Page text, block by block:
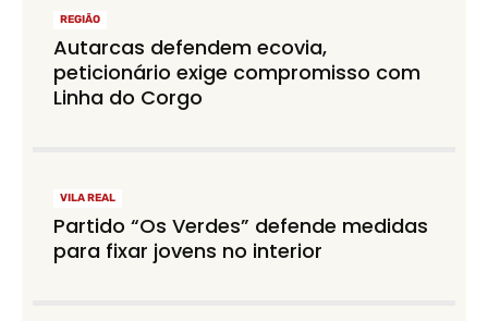
REGIÃO
Autarcas defendem ecovia,
peticionário exige compromisso com
Linha do Corgo
VILA REAL
Partido “Os Verdes” defende medidas
para fixar jovens no interior